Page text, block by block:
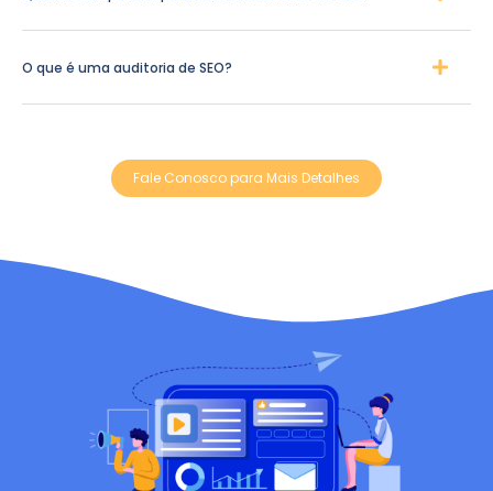
O que é uma auditoria de SEO?
Fale Conosco para Mais Detalhes